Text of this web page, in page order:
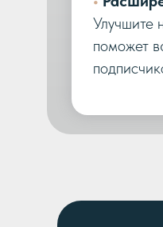
Улучшите
поможет